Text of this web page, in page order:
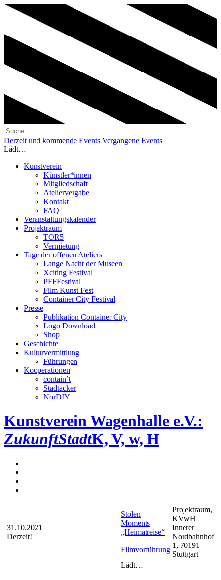
Derzeit und kommende Events Vergangene Events
Lädt…
Kunstverein
Künstler*innen
Mitgliedschaft
Ateliervergabe
Kontakt
FAQ
Veranstaltungskalender
Projektraum
TOR5
Vermietung
Tage der offenen Ateliers
Lange Nacht der Museen
Xciting Festival
PFFFestival
Film Kunst Fest
Container City Festival
Presse
Publikation Container City
Logo Download
Shop
Geschichte
Kulturvermittlung
Führungen
Kooperationen
contain’t
Stadtacker
NorDIY
Kunstverein Wagenhalle e.V.:
ZukunftStadtK, V, w, H
31.10.2021
Derzeit!
Stolen
Moments
„Heimatreise“
–
Filmvorführung
Projektraum,
KVwH
Innerer
Nordbahnhof
1, 70191
Stuttgart
Lädt…